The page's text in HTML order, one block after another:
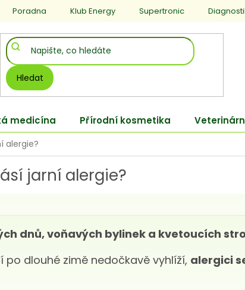
Poradna Klub Energy Supertronic
Hledat
medicína Přírodní kosmetika
alergie?
jarní alergie?
dnů, voňavých bylinek a kvetoucích
dlouhé zimě nedočkavě vyhlíží, alergici